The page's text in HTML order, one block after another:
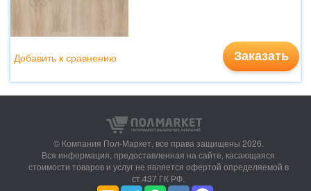
Заказать
Добавить к сравнению
© Компания Пол-Маркет, все права защищены 2026.
Вся информация, предоставленная на сайте, касающаяся
стоимости товаров и услуг не является офертой определяемой в
ст.437 ГК РФ.